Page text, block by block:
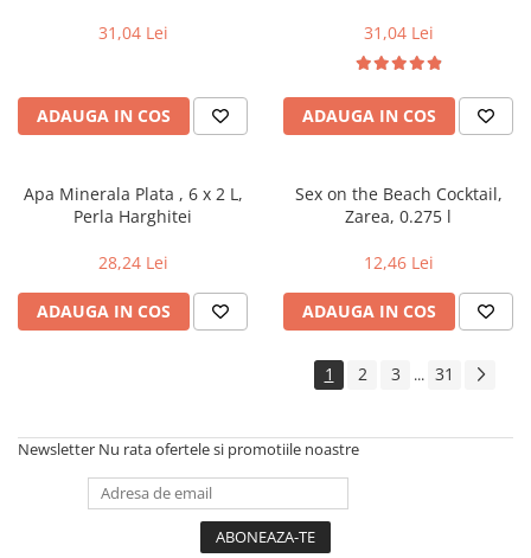
31,04 Lei
ADAUGA IN COS
31,04 Lei
ADAUGA IN COS
Apa Minerala Plata , 6 x 2 L,
Perla Harghitei
28,24 Lei
ADAUGA IN COS
Sex on the Beach Cocktail,
Zarea, 0.275 l
12,46 Lei
ADAUGA IN COS
1 2 3 ... 31
Newsletter Nu rata ofertele si promotiile noastre